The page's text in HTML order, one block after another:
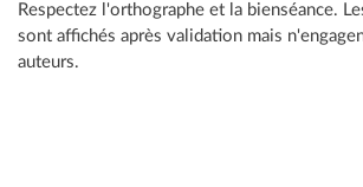
Respectez l'orthographe et la bienséance.
sont affichés après validation mais
auteurs.